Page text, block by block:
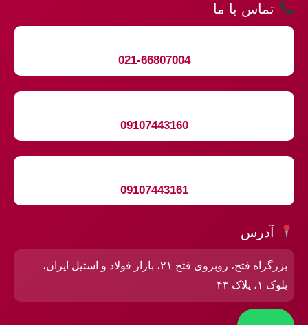
تماس با ما
021-66807004
09107443160
09107443161
آدرس
بزرگراه فتح، روبروی فتح ۲۱، بازار فولاد و استیل ایران،
بلوک ۱، پلاک ۴۳